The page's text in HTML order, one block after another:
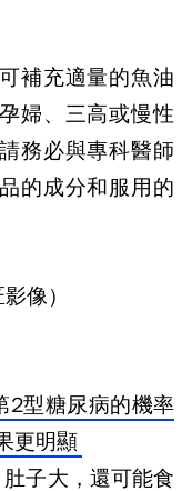
補充適量的魚油
婦、三高或慢性
務必與專科醫師
的成分和服用的
像）
2型糖尿病的機率
更明顯
子大，還可能食